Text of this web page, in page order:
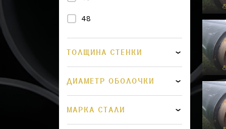
48
57
108
133
ТОЛЩИНА СТЕНКИ
ДИАМЕТР ОБОЛОЧКИ
МАРКА СТАЛИ